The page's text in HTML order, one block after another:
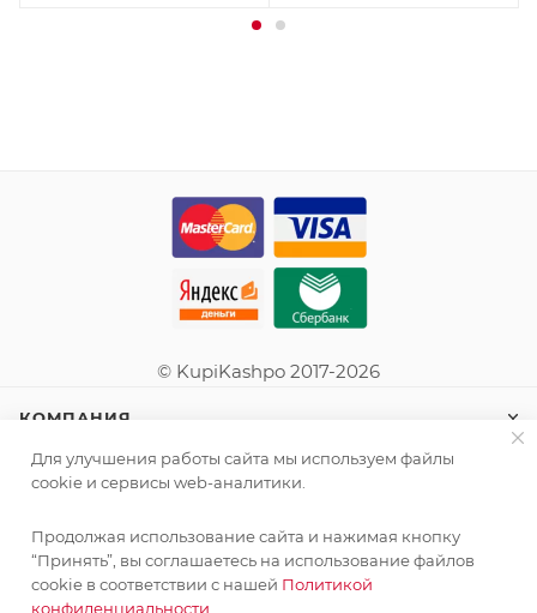
© KupiKashpo 2017-2026
КОМПАНИЯ
ИНФОРМАЦИЯ
ПОМОЩЬ
Для улучшения работы сайта мы используем файлы
cookie и сервисы web-аналитики.
Продолжая использование сайта и нажимая кнопку
“Принять”, вы соглашаетесь на использование файлов
cookie в соответствии с нашей Политикой
конфиденциальности.